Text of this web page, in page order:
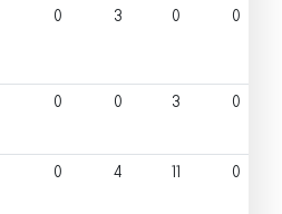
0 3 0 0
0 0 3 0
0 4 11 0